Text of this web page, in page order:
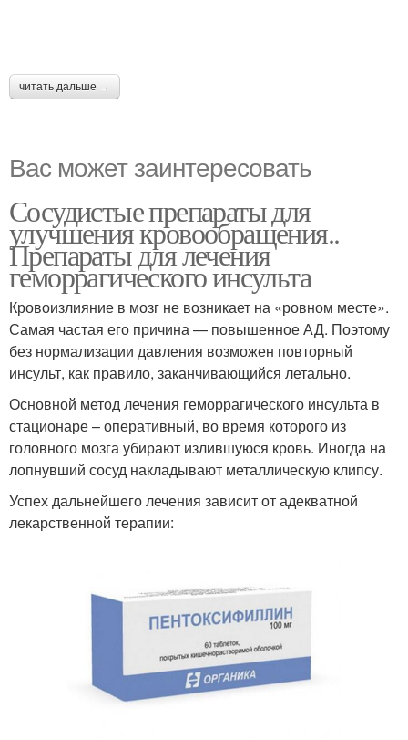
читать дальше →
Вас может заинтересовать
Сосудистые препараты для
улучшения кровообращения..
Препараты для лечения
геморрагического инсульта
Кровоизлияние в мозг не возникает на «ровном месте».
Самая частая его причина — повышенное АД. Поэтому
без нормализации давления возможен повторный
инсульт, как правило, заканчивающийся летально.
Основной метод лечения геморрагического инсульта в
стационаре – оперативный, во время которого из
головного мозга убирают излившуюся кровь. Иногда на
лопнувший сосуд накладывают металлическую клипсу.
Успех дальнейшего лечения зависит от адекватной
лекарственной терапии: